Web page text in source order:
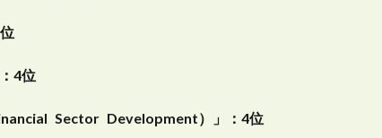
4位
Sector Development）」：4位